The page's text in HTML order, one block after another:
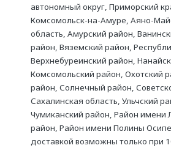
автономный округ, Приморский
Комсомольск-на-Амуре, Аяно-
область, Амурский район,
район, Вяземский район,
Верхнебуреинский район,
Комсомольский район, Охотский
район, Солнечный район,
Сахалинская область, Ульчский
Чумиканский район, Район имени
район, Район имени Полины
доставкой возможны только при